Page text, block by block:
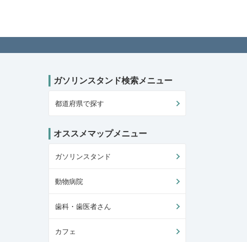
ガソリンスタンド検索メニュー
都道府県で探す
オススメマップメニュー
ガソリンスタンド
動物病院
歯科・歯医者さん
カフェ